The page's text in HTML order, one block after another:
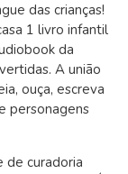
das crianças!
1 livro infantil
da
A união
ouça, escreva
personagens
de curadoria